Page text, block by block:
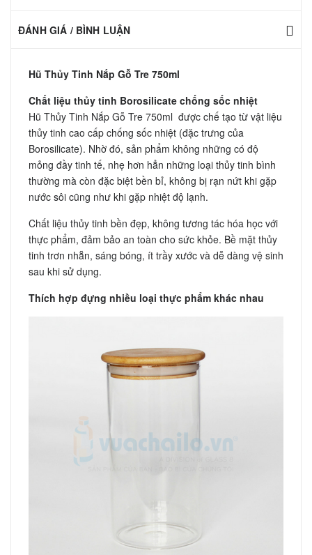
ĐÁNH GIÁ / BÌNH LUẬN
Hũ Thủy Tinh Nắp Gỗ Tre 750ml
Chất liệu thủy tinh Borosilicate chống sốc nhiệt
Hũ Thủy Tinh Nắp Gỗ Tre 750ml được chế tạo từ vật liệu
thủy tinh cao cấp chống sốc nhiệt (đặc trưng của
Borosilicate). Nhờ đó, sản phẩm không những có độ
mỏng đầy tinh tế, nhẹ hơn hẳn những loại thủy tinh bình
thường mà còn đặc biệt bền bỉ, không bị rạn nứt khi gặp
nước sôi cũng như khi gặp nhiệt độ lạnh.
Chất liệu thủy tinh bền đẹp, không tương tác hóa học với
thực phẩm, đảm bảo an toàn cho sức khỏe. Bề mặt thủy
tinh trơn nhẵn, sáng bóng, ít trầy xước và dễ dàng vệ sinh
sau khi sử dụng.
Thích hợp đựng nhiều loại thực phẩm khác nhau